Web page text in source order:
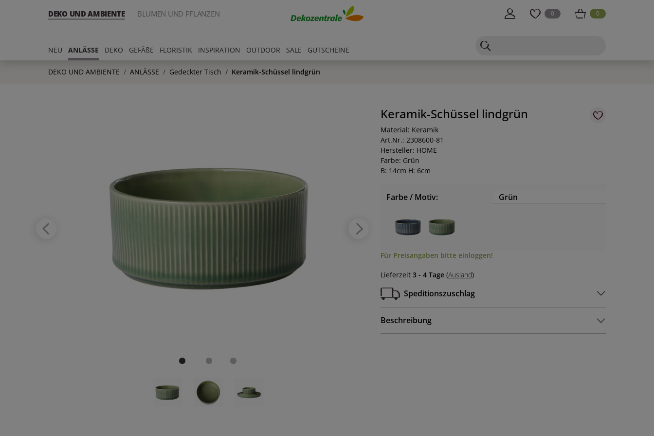
DEKO UND AMBIENTE BLUMEN UND PFLANZEN 0 0
NEU ANLÄSSE DEKO GEFÄßE FLORISTIK INSPIRATION OUTDOOR SALE GUTSCHEINE
DEKO UND AMBIENTE ANLÄSSE Gedeckter Tisch Keramik-Schüssel lindgrün
Keramik-Schüssel lindgrün
Material: Keramik
Art.Nr.: 2308600-81
Hersteller: HOME
Farbe: Grün
B: 14cm H: 6cm
Farbe / Motiv: Grün
Für Preisangaben bitte einloggen!
Lieferzeit 3 - 4 Tage(Ausland)
Speditionszuschlag
Beschreibung